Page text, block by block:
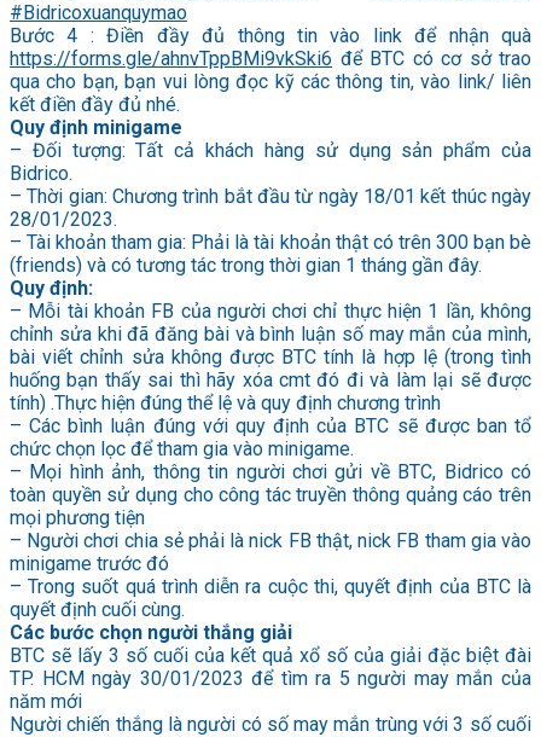
#Bidricoxuanquymao
Bước 4 : Điền đầy đủ thông tin vào link để nhận quà
https://forms.gle/ahnvTppBMi9vkSki6 để BTC có cơ sở trao
qua cho bạn, bạn vui lòng đọc kỹ các thông tin, vào link/ liên
kết điền đầy đủ nhé.
Quy định minigame
– Đối tượng: Tất cả khách hàng sử dụng sản phẩm của
Bidrico.
– Thời gian: Chương trình bắt đầu từ ngày 18/01 kết thúc ngày
28/01/2023.
– Tài khoản tham gia: Phải là tài khoản thật có trên 300 bạn bè
(friends) và có tương tác trong thời gian 1 tháng gần đây.
Quy định:
– Mỗi tài khoản FB của người chơi chỉ thực hiện 1 lần, không
chỉnh sửa khi đã đăng bài và bình luận số may mắn của mình,
bài viết chỉnh sửa không được BTC tính là hợp lệ (trong tình
huống bạn thấy sai thì hãy xóa cmt đó đi và làm lại sẽ được
tính) .Thực hiện đúng thể lệ và quy định chương trình
– Các bình luận đúng với quy định của BTC sẽ được ban tổ
chức chọn lọc để tham gia vào minigame.
– Mọi hình ảnh, thông tin người chơi gửi về BTC, Bidrico có
toàn quyền sử dụng cho công tác truyền thông quảng cáo trên
mọi phương tiện
– Người chơi chia sẻ phải là nick FB thật, nick FB tham gia vào
minigame trước đó
– Trong suốt quá trình diễn ra cuộc thi, quyết định của BTC là
quyết định cuối cùng.
Các bước chọn người thắng giải
BTC sẽ lấy 3 số cuối của kết quả xổ số của giải đặc biệt đài
TP. HCM ngày 30/01/2023 để tìm ra 5 người may mắn của
năm mới
Người chiến thắng là người có số may mắn trùng với 3 số cuối